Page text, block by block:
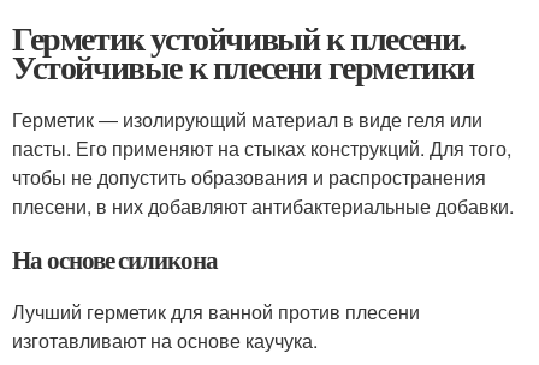
Герметик устойчивый к плесени.
Устойчивые к плесени герметики
Герметик ― изолирующий материал в виде геля или
пасты. Его применяют на стыках конструкций. Для того,
чтобы не допустить образования и распространения
плесени, в них добавляют антибактериальные добавки.
На основе силикона
Лучший герметик для ванной против плесени
изготавливают на основе каучука.